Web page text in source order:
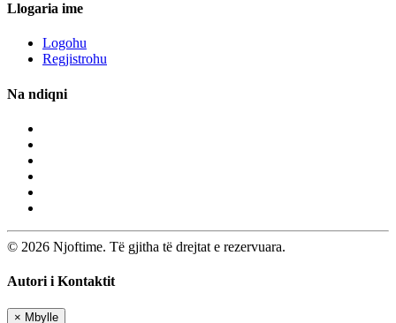
Llogaria ime
Logohu
Regjistrohu
Na ndiqni
© 2026 Njoftime. Të gjitha të drejtat e rezervuara.
Autori i Kontaktit
× Mbylle